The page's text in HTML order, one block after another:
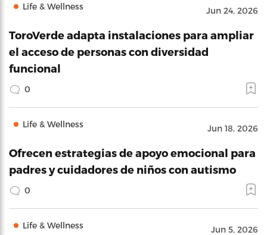
Life & Wellness Jun 24, 2026
ToroVerde adapta instalaciones para ampliar
el acceso de personas con diversidad
funcional
0
Life & Wellness Jun 18, 2026
Ofrecen estrategias de apoyo emocional para
padres y cuidadores de niños con autismo
0
Life & Wellness Jun 5, 2026